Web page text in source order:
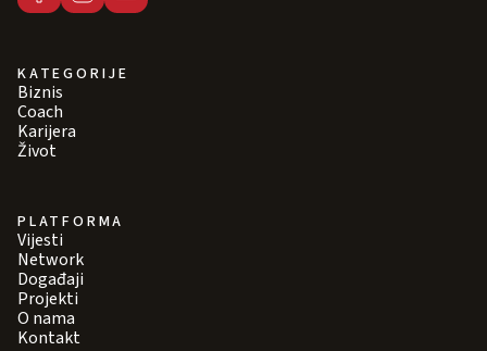
KATEGORIJE
Biznis
Coach
Karijera
Život
PLATFORMA
Vijesti
Network
Događaji
Projekti
O nama
Kontakt